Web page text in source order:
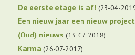
De eerste etage is af! 23-04-
Een nieuw jaar een nieuw project
(Oud) nieuws 13-07-2018
Karma 26-07-2017